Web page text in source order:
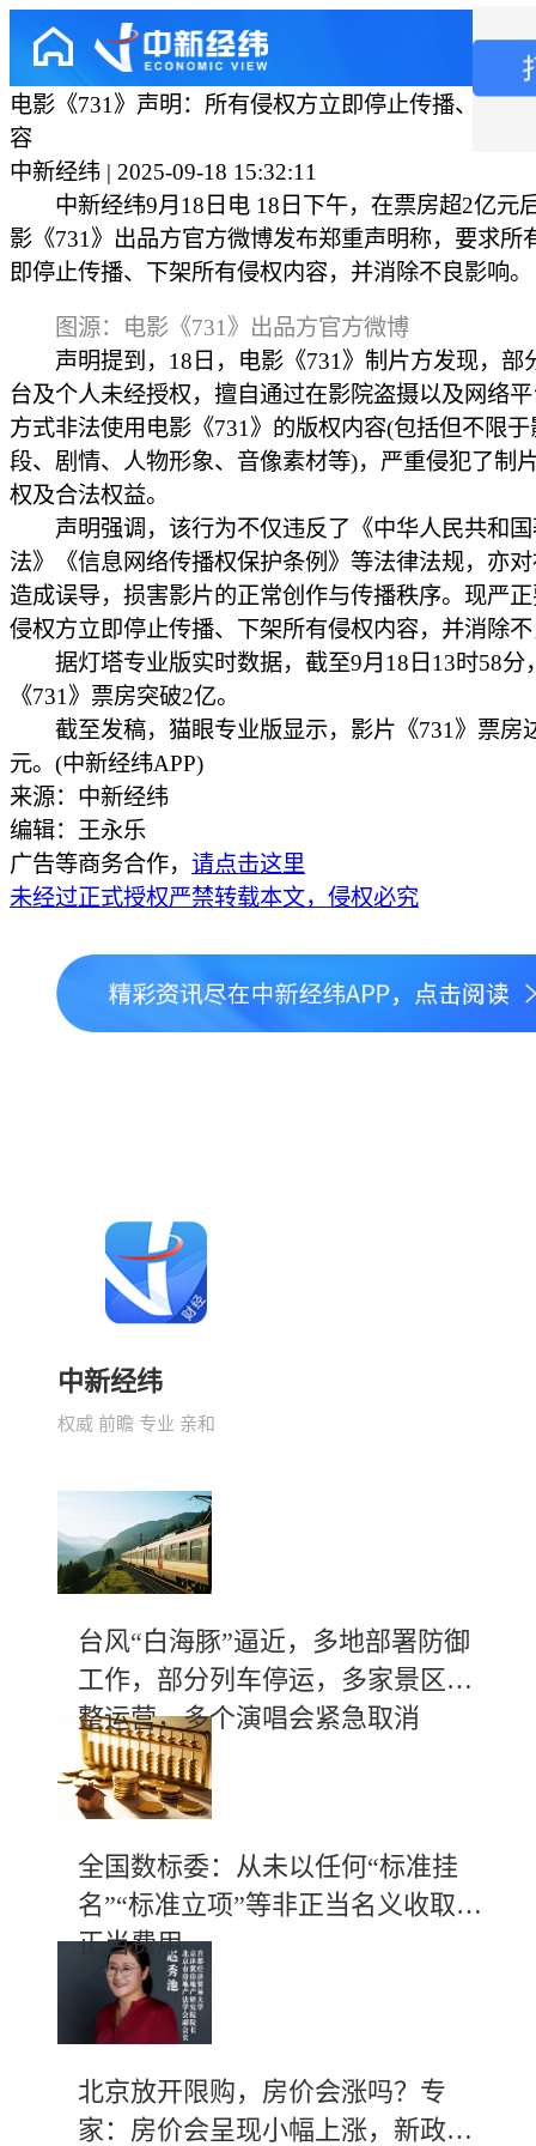
电影《731》声明：所有侵权方立即停止传播、下架
容
中新经纬 | 2025-09-18 15:32:11
中新经纬9月18日电 18日下午，在票房超2亿元
影《731》出品方官方微博发布郑重声明称，要求所
即停止传播、下架所有侵权内容，并消除不良影响。
图源：电影《731》出品方官方微博
声明提到，18日，电影《731》制片方发现，部
台及个人未经授权，擅自通过在影院盗摄以及网络
方式非法使用电影《731》的版权内容(包括但不限于
段、剧情、人物形象、音像素材等)，严重侵犯了制
权及合法权益。
声明强调，该行为不仅违反了《中华人民共和国
法》《信息网络传播权保护条例》等法律法规，亦
造成误导，损害影片的正常创作与传播秩序。现严
侵权方立即停止传播、下架所有侵权内容，并消除
据灯塔专业版实时数据，截至9月18日13时58分
《731》票房突破2亿。 ​​​
截至发稿，猫眼专业版显示，影片《731》票房
元。(中新经纬APP)
来源：中新经纬
编辑：王永乐
广告等商务合作， 请点击这里
未经过正式授权严禁转载本文，侵权必究
中新经纬
权威 前瞻 专业 亲和
台风“白海豚”逼近，多地部署防御
工作，部分列车停运，多家景区调
整运营，多个演唱会紧急取消
全国数标委：从未以任何“标准挂
名”“标准立项”等非正当名义收取不
正当费用
北京放开限购，房价会涨吗？专
家：房价会呈现小幅上涨，新政有